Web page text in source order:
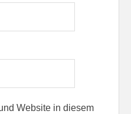
Website in diesem